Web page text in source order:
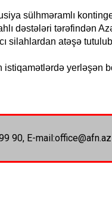
sülhməramlı
dəstələri tərəfindən
silahlardan atəşə
yerləşən
90, E-mail:office@afn.az